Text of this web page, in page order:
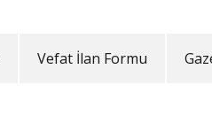
Vefat İlan Formu